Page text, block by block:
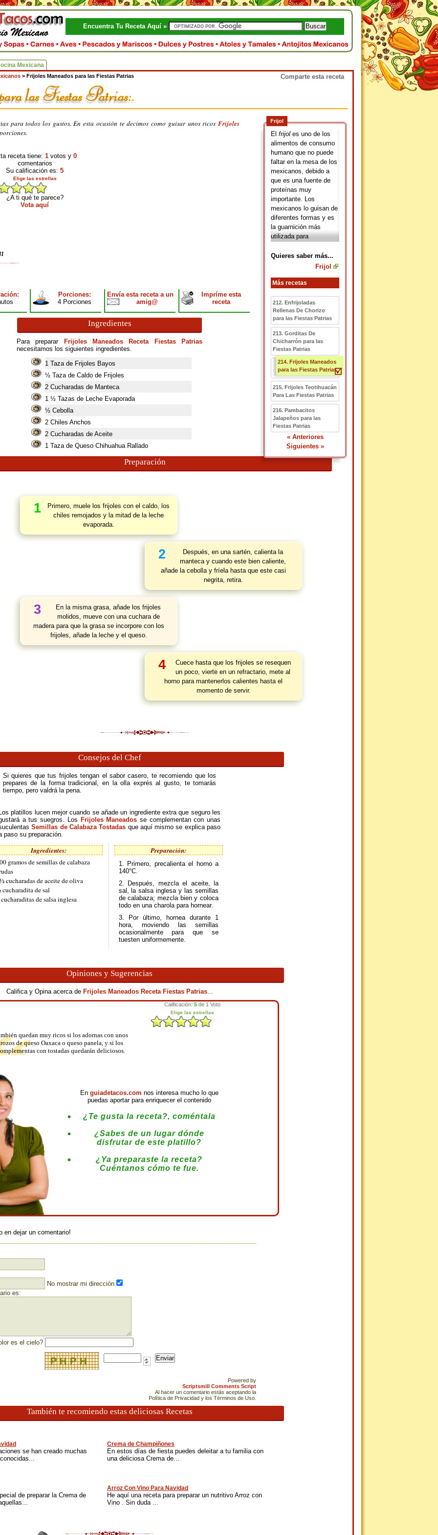
Encuentra Tu Receta Aquí »
Mexicana
> Frijoles Maneados para las Fiestas Patrias
para todos los gustos. En esta ocasión te decimos como guisar unos ricos Frijoles
receta tiene: 1 votos y 0
comentarios
Su calificación es: 5
Elige las estrellas
¿A ti qué te parece?
Vota aquí
Frijol
El frijol es uno de los
alimentos de consumo
humano que no puede
faltar en la mesa de los
mexicanos, debido a
que es una fuente de
proteínas muy
importante. Los
mexicanos lo guisan de
diferentes formas y es
la guarnición más
utilizada para
platillos. Elfrijoles rico
en hierro, potasio,
un alto contenido en
cerca de 70 variedades
que se distribuyen en 7
grupos, los cuales son:
negros, amarillos,
blancos, morados,
bayos, pintos y
moteados.
Quieres saber más...
Frijol
Más recetas
212. Enfrijoladas
Rellenas De Chorizo
para las Fiestas Patrias
213. Gorditas De
Chicharrón para las
Fiestas Patrias
214. Frijoles Maneados
para las Fiestas Patrias
215. Frijoles Teotihuacán
Para Las Fiestas Patrias
216. Pambacitos
Jalapeños para las
Fiestas Patrias
« Anteriores
Siguientes »
Porciones:
4 Porciones
Envía esta receta a un
amig@
Impríme esta
receta
Ingredientes
Para preparar
Frijoles Maneados Receta Fiestas Patrias
necesitamos los siguientes ingredientes.
1 Taza de Frijoles Bayos
½ Taza de Caldo de Frijoles
2 Cucharadas de Manteca
1 ½ Tazas de Leche Evaporada
½ Cebolla
2 Chiles Anchos
2 Cucharadas de Aceite
1 Taza de Queso Chihuahua Rallado
Preparación
1
Primero, muele los frijoles con el caldo, los
chiles remojados y la mitad de la leche
evaporada.
2
Después, en una sartén, calienta la
manteca y cuando este bien caliente,
añade la cebolla y fríela hasta que este casi
negrita, retira.
3
En la misma grasa, añade los frijoles
molidos, mueve con una cuchara de
madera para que la grasa se incorpore con los
frijoles, añade la leche y el queso.
4
Cuece hasta que los frijoles se resequen
un poco, vierte en un refractario, mete al
horno para mantenerlos calientes hasta el
momento de servir.
Consejos del Chef
Si quieres que tus frijoles tengan el sabor casero, te recomiendo que los
prepares de la forma tradicional, en la olla exprés al gusto, te tomarás
tiempo, pero valdrá la pena.
platillos lucen mejor cuando se añade un ingrediente extra que seguro les
a tus suegros. Los Frijoles Maneados se complementan con unas
Semillas de Calabaza Tostadas que aquí mismo se explica paso
paso su preparación.
Ingredientes:
gramos de semillas de calabaza
cucharadas de aceite de oliva
de sal
de salsa inglesa
Preparación:
1. Primero, precalienta el horno a
140°C.
2. Después, mezcla el aceite, la
sal, la salsa inglesa y las semillas
de calabaza; mezcla bien y coloca
todo en una charola para hornear.
3. Por último, hornea durante 1
hora, moviendo las semillas
ocasionalmente para que se
tuesten uniformemente.
Opiniones y Sugerencias
Califica y Opina acerca de Frijoles Maneados Receta Fiestas Patrias...
quedan muy ricos si los adornas con unos
de queso Oaxaca o queso panela, y si los
con tostadas quedarán deliciosos.
En guiadetacos.com nos interesa mucho lo que
puedas aportar para enriquecer el contenido
¿Te gusta la receta?, coméntala
¿Sabes de un lugar dónde
disfrutar de este platillo?
¿Ya preparaste la receta?
Cuéntanos cómo te fue.
en dejar un comentario!
No mostrar mi dirección
es:
es el cielo?
Powered by
Scriptsmill Comments Script
Al hacer un comentario estás aceptando la
Política de Privacidad y los Términos de Uso.
También te recomiendo estas deliciosas Recetas
se han creado muchas
Crema de Champiñones
En estos días de fiesta puedes deleitar a tu familia con
una deliciosa Crema de...
de preparar la Crema de
Arroz Con Vino Para Navidad
He aquí una receta para preparar un nutritivo Arroz con
Vino . Sin duda ...
Comparte esta receta